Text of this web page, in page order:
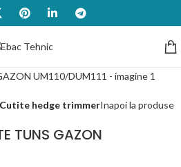
Cutite hedge trimmerInapoi la produse
TUNS GAZON